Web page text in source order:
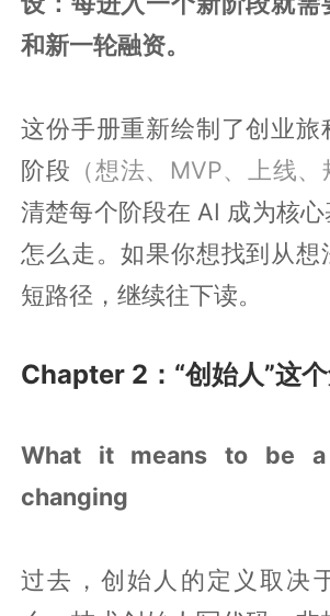
和新一轮融资。
这份手册重新绘制了创业旅
阶段 （想法、MVP、上线、
清楚每个阶段在 AI 成为核
怎么走。如果你想找到从想
短路径，继续往下读。
Chapter 2：“创始人”这
What it means to be
changing
过去，创始人的定义取决